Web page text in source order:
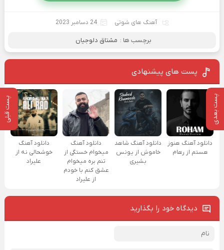
پست بعدی پست قبلی
آهنگ های شوتی 24 دسامبر 2023
برچسب ها : مشتاق دلوجیان
پست های پیشنهادی
دانلود آهنگ هنوز
هستم از رهام
دانلود آهنگ شاهد
خاموش از یونس
بشیری
دانلود آهنگ
میخوام خستگی از
تنم بره میخوام
عشق کنم با خودم
از علیراد
دانلود آهنگ
خوشحالی نه از
علیراد
دیدگاه خود را بگذارید